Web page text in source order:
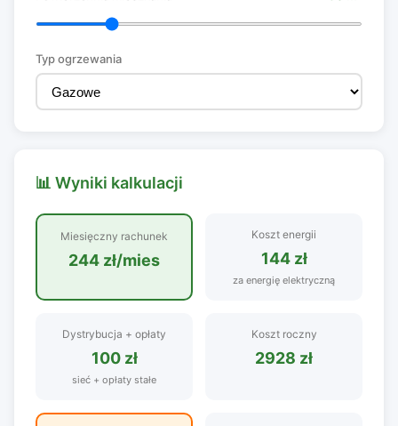
Typ ogrzewania
📊 Wyniki kalkulacji
Miesięczny rachunek
244 zł/mies
Koszt energii
144 zł
za energię elektryczną
Dystrybucja + opłaty
100 zł
sieć + opłaty stałe
Koszt roczny
2928 zł